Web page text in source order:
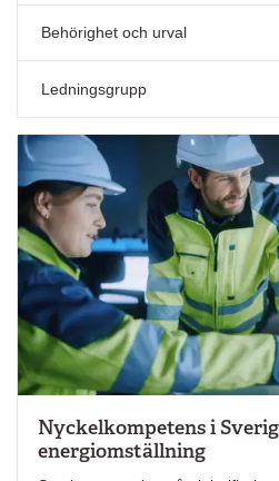
Behörighet och urval
Ledningsgrupp
Nyckelkompetens i
energiomställning